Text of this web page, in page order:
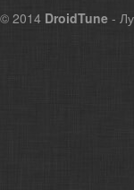
© 2014 DroidTune -